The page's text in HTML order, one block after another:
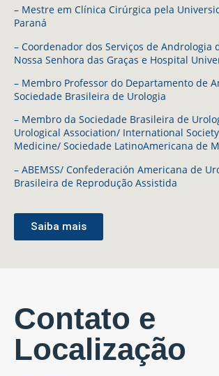
– Mestre em Clínica Cirúrgica pela
Paraná
– Coordenador dos Serviços de Andrologia
Nossa Senhora das Graças e Hospital
– Membro Professor do Departamento de
Sociedade Brasileira de Urologia
– Membro da Sociedade Brasileira de
Urological Association/ International
Medicine/ Sociedade LatinoAmericana de
– ABEMSS/ Confederación Americana de
Brasileira de Reprodução Assistida
Saiba mais
Contato e
Localização